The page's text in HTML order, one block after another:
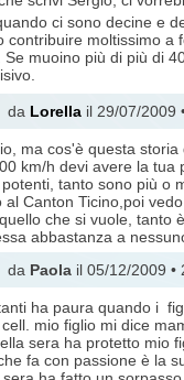
ci sono decine e
moltissimo a
muoino più di più di
da Lorella il 29/07/2009
ma cos'è questa
km/h devi avere la
tanto sono più o
Canton Ticino,poi
che si vuole,
abbastanza a
da Paolail 05/12/2009 •
ha paura quando i
mio figlio mi dice
sera ha protetto mio
fa con passione è la